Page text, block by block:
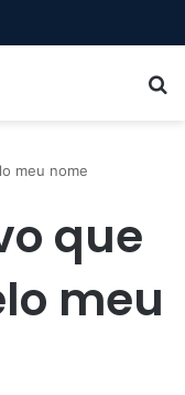
meu nome
que
meu